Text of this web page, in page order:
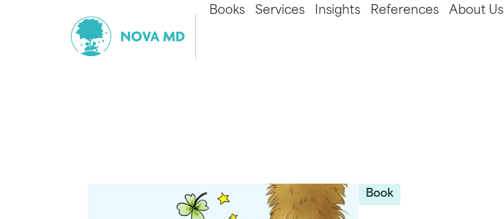
Books Services Insights References About Us
Book